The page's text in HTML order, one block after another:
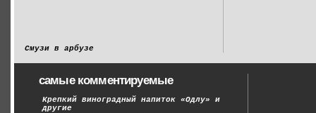
Смузи в арбузе
самые комментируемые
Крепкий виноградный напиток «Одлу» и
другие